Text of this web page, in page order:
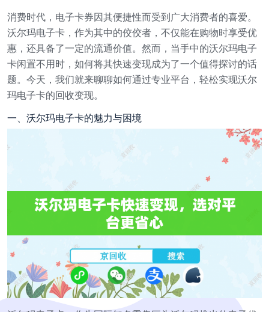
消费时代，电子卡券因其便捷性而受到广大消费者的喜爱。
沃尔玛电子卡，作为其中的佼佼者，不仅能在购物时享受优
惠，还具备了一定的流通价值。然而，当手中的沃尔玛电子
卡闲置不用时，如何将其快速变现成为了一个值得探讨的话
题。今天，我们就来聊聊如何通过专业平台，轻松实现沃尔
玛电子卡的回收变现。
一、沃尔玛电子卡的魅力与困境